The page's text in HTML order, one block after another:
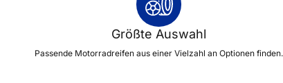
Größte Auswahl
Passende Motorradreifen aus einer Vielzahl an Optionen finden.